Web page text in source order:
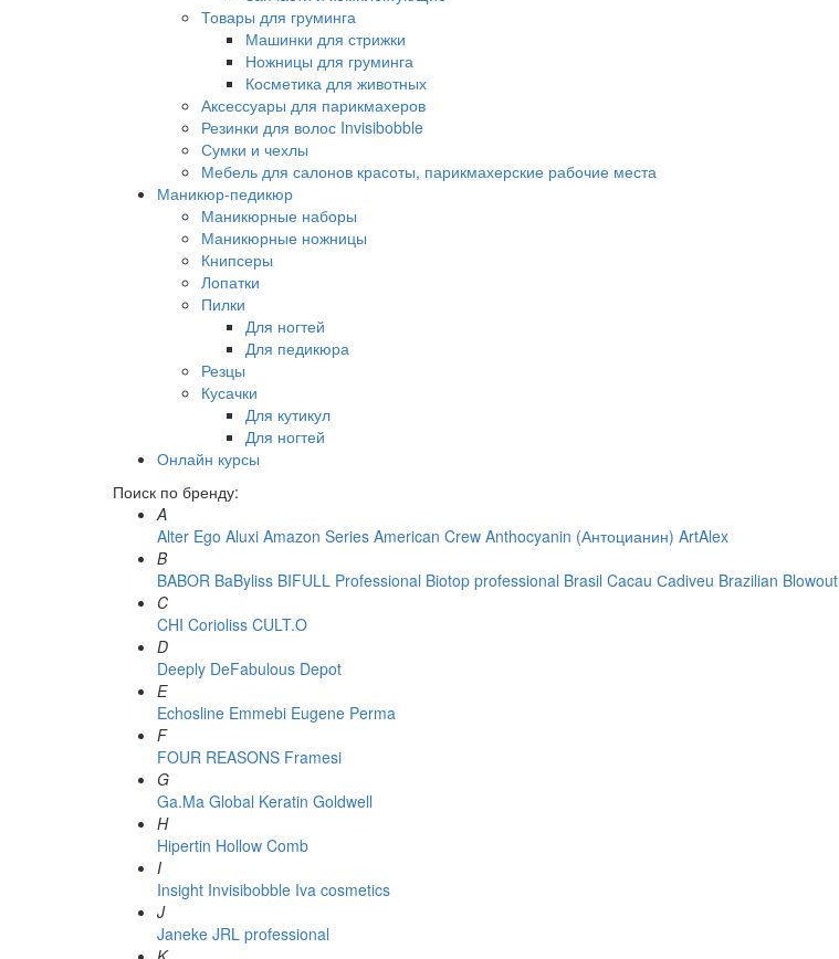
Товары для груминга
Машинки для стрижки
Ножницы для груминга
Косметика для животных
Аксессуары для парикмахеров
Резинки для волос Invisibobble
Сумки и чехлы
Мебель для салонов красоты, парикмахерские рабочие места
Маникюр-педикюр
Маникюрные наборы
Маникюрные ножницы
Книпсеры
Лопатки
Пилки
Для ногтей
Для педикюра
Резцы
Кусачки
Для кутикул
Для ногтей
Онлайн курсы
Поиск по бренду:
A
Alter Ego Aluxi Amazon Series American Crew Anthocyanin (Антоцианин) ArtAlex
B
BABOR BaByliss BIFULL Professional Biotop professional Brasil Cacau Сadiveu Brazilian Blowout
C
CHI Corioliss CULT.O
D
Deeply DeFabulous Depot
E
Echosline Emmebi Eugene Perma
F
FOUR REASONS Framesi
G
Ga.Ma Global Keratin Goldwell
H
Hipertin Hollow Comb
I
Insight Invisibobble Iva cosmetics
J
Janeke JRL professional